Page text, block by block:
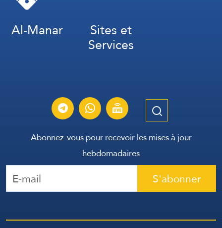
Al-Manar Sites et
Services
Abonnez-vous pour recevoir les mises à jour
hebdomadaires
S'abonner